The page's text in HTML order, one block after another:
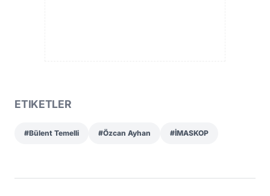
ETIKETLER
#Bülent Temelli #Özcan Ayhan #İMASKOP